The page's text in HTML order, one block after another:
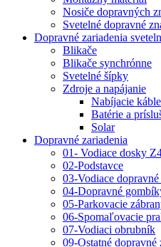
Nosiče dopravných
Svetelné dopravné
Dopravné zariadenia
Blikače
Blikače synchrónne
Svetelné šípky
Zdroje a napájanie
Nabíjacie káble
Batérie a
Solar
Dopravné zariadenia
01- Vodiace dosky
02-Podstavce
03-Vodiace dopravné
04-Dopravné
05-Parkovacie
06-Spomaľovacie
07-Vodiaci obrubník
09-Ostatné dopravné